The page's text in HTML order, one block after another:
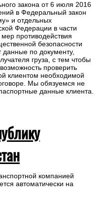
закона от 6 июля 2016
в Федеральный закон
и отдельных
Федерации в части
противодействия
безопасности
данные по документу,
груза, с тем чтобы
проверить
клиентом необходимой
Мы обязуемся не
данные клиента.
компанией
автоматически на